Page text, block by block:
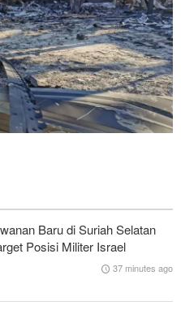
dalam Perang !
Berdialog dengan Rahbar
dan Rezim Zionis Buntu
Baru di Suriah Selatan
Posisi Militer Israel
37 minutes ago